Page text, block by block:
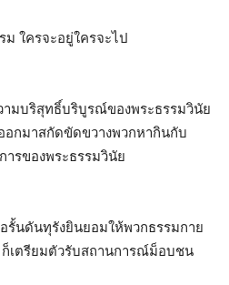
ใครจะอยู่ใครจะไป
มบริสุทธิ์บริบูรณ์ของพระธรรมวินัย
อกมาสกัดขัดขวางพวกหากินกับ
รของพระธรรมวินัย
รั้นดันทุรังยินยอมให้พวกธรรมกาย
ก็เตรียมตัวรับสถานการณ์ม็อบชน